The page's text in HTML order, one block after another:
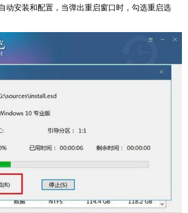
动安装和配置，当弹出重启窗口时，勾选重启选